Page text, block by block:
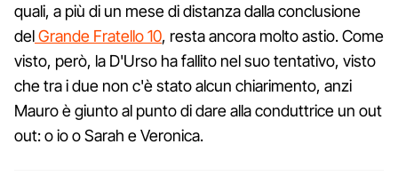
quali, a più di un mese di distanza dalla conclusione
delGrande Fratello 10, resta ancora molto astio. Come
visto, però, la D'Urso ha fallito nel suo tentativo, visto
che tra i due non c'è stato alcun chiarimento, anzi
Mauro è giunto al punto di dare alla conduttrice un out
out: o io o Sarah e Veronica.